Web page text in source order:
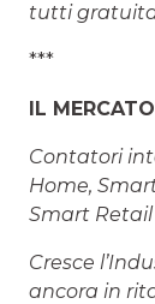
tutti
***
IL
Contatori
Home,
Smart
Cresce
ancora in